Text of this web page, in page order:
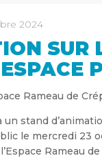
2024
SUR
Rameau de
un stand
le mercredi 23
Rameau